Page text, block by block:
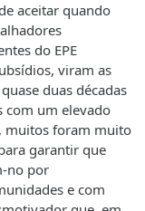
aceitar quando
do EPE
viram as
duas décadas
com um elevado
muitos foram muito
garantir que
no por
e com